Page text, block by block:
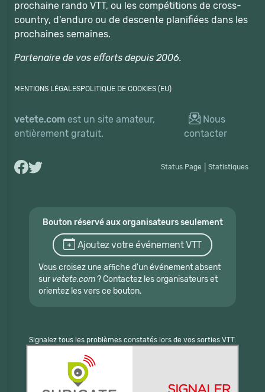
prochaine rando VTT, ou les compétitions de cross-
country, d'enduro ou de descente planifiées dans les
prochaines semaines.
Partenaire de vos efforts depuis 2006.
MENTIONS LÉGALESPOLITIQUE DE COOKIES (EU)
vetete.com est un site amateur,
entièrement gratuit.
Nous
contacter
Status Page Statistiques
Bouton réservé aux organisateurs seulement
Ajoutez votre événement VTT
Vous croisez une affiche d'un événement absent
sur vetete.com? Contactez les organisateurs et
orientez les vers ce bouton.
Signalez tous les problèmes constatés lors de vos sorties VTT: